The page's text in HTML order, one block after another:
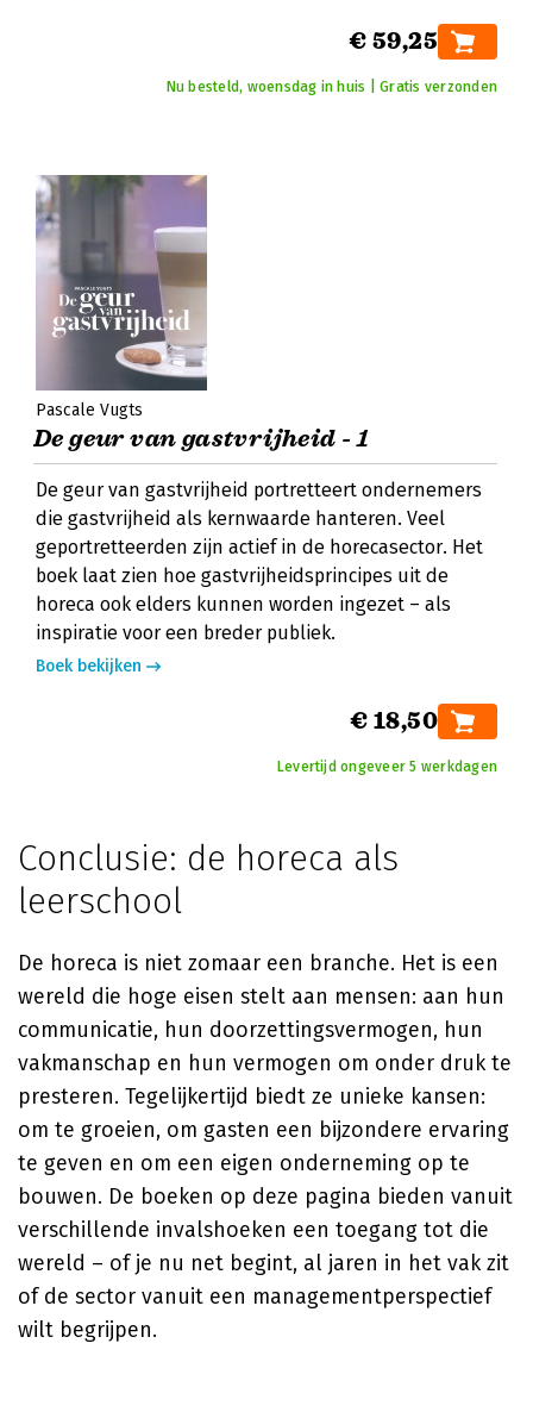
€ 59,25
Nu besteld, woensdag in huis | Gratis verzonden
Pascale Vugts
De geur van gastvrijheid - 1
De geur van gastvrijheid portretteert ondernemers
die gastvrijheid als kernwaarde hanteren. Veel
geportretteerden zijn actief in de horecasector. Het
boek laat zien hoe gastvrijheidsprincipes uit de
horeca ook elders kunnen worden ingezet – als
inspiratie voor een breder publiek.
Boek bekijken
€ 18,50
Levertijd ongeveer 5 werkdagen
Conclusie: de horeca als
leerschool
De horeca is niet zomaar een branche. Het is een
wereld die hoge eisen stelt aan mensen: aan hun
communicatie, hun doorzettingsvermogen, hun
vakmanschap en hun vermogen om onder druk te
presteren. Tegelijkertijd biedt ze unieke kansen:
om te groeien, om gasten een bijzondere ervaring
te geven en om een eigen onderneming op te
bouwen. De boeken op deze pagina bieden vanuit
verschillende invalshoeken een toegang tot die
wereld – of je nu net begint, al jaren in het vak zit
of de sector vanuit een managementperspectief
wilt begrijpen.